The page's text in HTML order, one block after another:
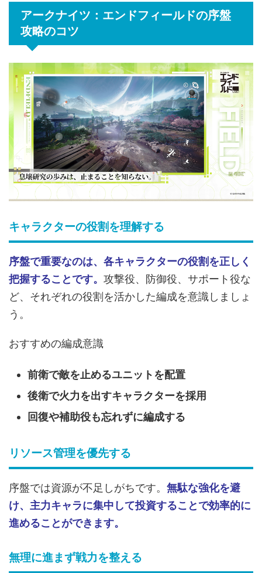
アークナイツ：エンドフィールドの序盤
攻略のコツ
キャラクターの役割を理解する
序盤で重要なのは、各キャラクターの役割を正しく
把握することです。 攻撃役、防御役、サポート役な
ど、それぞれの役割を活かした編成を意識しましょ
う。
おすすめの編成意識
前衛で敵を止めるユニットを配置
後衛で火力を出すキャラクターを採用
回復や補助役も忘れずに編成する
リソース管理を優先する
序盤では資源が不足しがちです。 無駄な強化を避
け、主力キャラに集中して投資することで効率的に
進めることができます。
無理に進まず戦力を整える